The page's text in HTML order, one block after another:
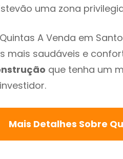
uma zona
A Venda em
mais saudáveis e
que tenha um
Mais Detalhes Sobre